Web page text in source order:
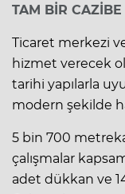
TAM BİR
Ticaret merkezi
hizmet verecek
tarihi yapılarla
modern şekilde
5 bin 700
çalışmalar
adet dükkan ve